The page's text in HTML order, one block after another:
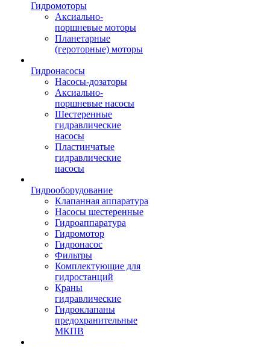
Гидромоторы
Аксиально-
поршневые моторы
Планетарные
(героторные) моторы
Гидронасосы
Насосы-дозаторы
Аксиально-
поршневые насосы
Шестеренные
гидравлические
насосы
Пластинчатые
гидравлические
насосы
Гидрооборудование
Клапанная аппаратура
Насосы шестеренные
Гидроаппаратура
Гидромотор
Гидронасос
Фильтры
Комплектующие для
гидростанций
Краны
гидравлические
Гидроклапаны
предохранительные
МКПВ